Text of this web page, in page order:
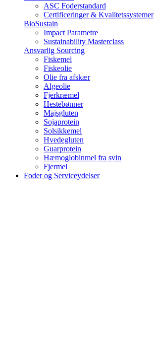
ASC Foderstandard
Certificeringer & Kvalitetssystemer
BioSustain
Impact Parametre
Sustainability Masterclass
Ansvarlig Sourcing
Fiskemel
Fiskeolie
Olie fra afskær
Algeolie
Fjerkræmel
Hestebønner
Majsgluten
Sojaprotein
Solsikkemel
Hvedegluten
Guarprotein
Hæmoglobinmel fra svin
Fjermel
Foder og Serviceydelser